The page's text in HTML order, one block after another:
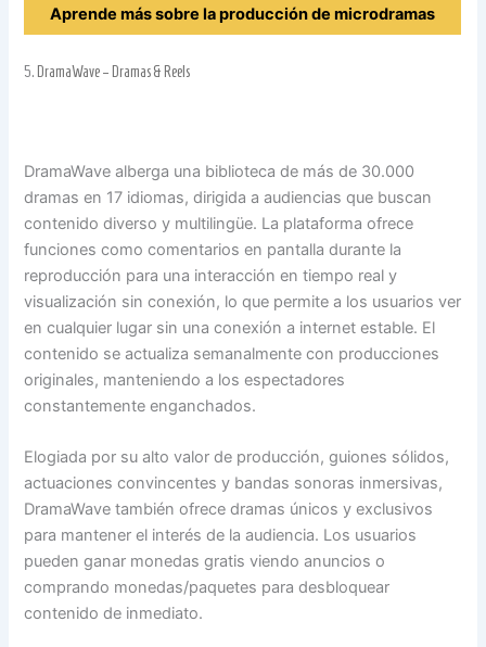
Aprende más sobre la producción de microdramas
5. DramaWave – Dramas & Reels
DramaWave alberga una biblioteca de más de 30.000
dramas en 17 idiomas, dirigida a audiencias que buscan
contenido diverso y multilingüe. La plataforma ofrece
funciones como comentarios en pantalla durante la
reproducción para una interacción en tiempo real y
visualización sin conexión, lo que permite a los usuarios ver
en cualquier lugar sin una conexión a internet estable. El
contenido se actualiza semanalmente con producciones
originales, manteniendo a los espectadores
constantemente enganchados.
Elogiada por su alto valor de producción, guiones sólidos,
actuaciones convincentes y bandas sonoras inmersivas,
DramaWave también ofrece dramas únicos y exclusivos
para mantener el interés de la audiencia. Los usuarios
pueden ganar monedas gratis viendo anuncios o
comprando monedas/paquetes para desbloquear
contenido de inmediato.